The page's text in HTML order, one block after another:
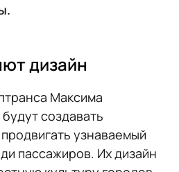
дизайн
Максима
создавать
узнаваемый
пассажиров. Их дизайн